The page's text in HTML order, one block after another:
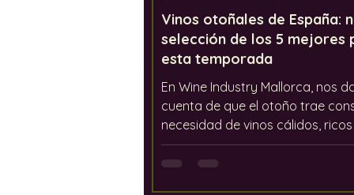
Vinos otoñales de España:
selección de los 5 mejores
esta temporada
En Wine Industry Mallorca, nos
cuenta de que el otoño trae
necesidad de vinos cálidos, ricos
de personalidad. Por eso, teniendo esto
en cuenta, aquí te presentamos